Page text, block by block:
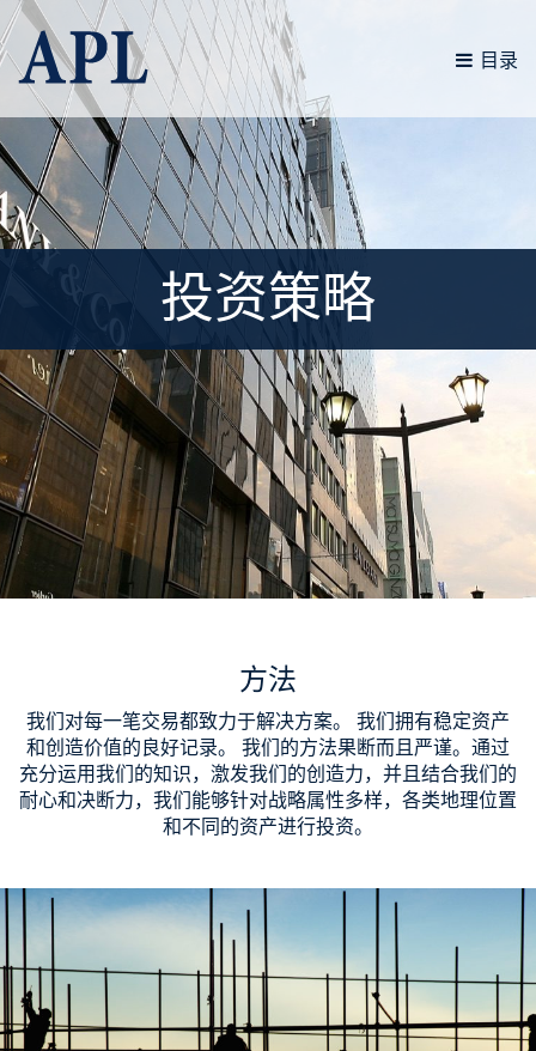
Skip
to
content
目录
投资策略
方法
我们对每一笔交易都致力于解决方案。 我们拥有稳定资产
和创造价值的良好记录。 我们的方法果断而且严谨。通过
充分运用我们的知识，激发我们的创造力，并且结合我们的
耐心和决断力，我们能够针对战略属性多样，各类地理位置
和不同的资产进行投资。